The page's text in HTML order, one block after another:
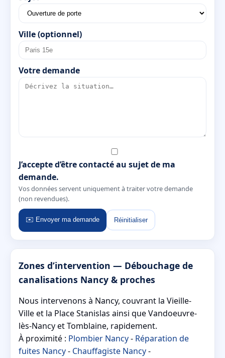
Ville (optionnel)
Votre demande
J’accepte d’être contacté au sujet de ma
demande.
Vos données servent uniquement à traiter votre demande
(non revendues).
✉️ Envoyer ma demande Réinitialiser
Zones d’intervention — Débouchage de
canalisations Nancy & proches
Nous intervenons à Nancy, couvrant la Vieille-
Ville et la Place Stanislas ainsi que Vandoeuvre-
lès-Nancy et Tomblaine, rapidement.
À proximité : Plombier Nancy- Réparation de
fuites Nancy- Chauffagiste Nancy-